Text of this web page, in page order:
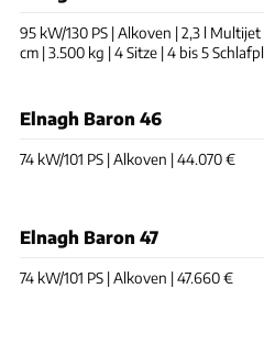
95 kW/130 PS | Alkoven | 2,3 l
cm | 3.500 kg | 4 Sitze | 4 bis 5
Elnagh Baron 46
74 kW/101 PS | Alkoven | 44.070 €
Elnagh Baron 47
74 kW/101 PS | Alkoven | 47.660 €